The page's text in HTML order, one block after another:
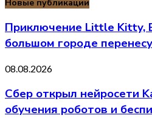
Новые публикации
Приключение Little Kitty,
большом городе
08.08.2026
Сбер открыл нейросети
обучения роботов и